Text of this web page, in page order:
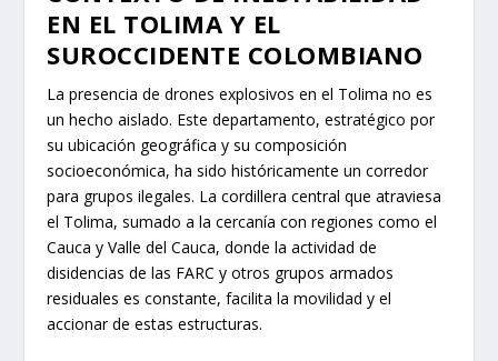
EN EL TOLIMA Y EL
SUROCCIDENTE COLOMBIANO
La presencia de drones explosivos en el Tolima no es
un hecho aislado. Este departamento, estratégico por
su ubicación geográfica y su composición
socioeconómica, ha sido históricamente un corredor
para grupos ilegales. La cordillera central que atraviesa
el Tolima, sumado a la cercanía con regiones como el
Cauca y Valle del Cauca, donde la actividad de
disidencias de las FARC y otros grupos armados
residuales es constante, facilita la movilidad y el
accionar de estas estructuras.